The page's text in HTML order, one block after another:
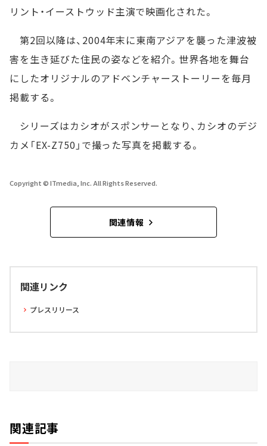
リント・イーストウッド主演で映画化された。
第2回以降は、2004年末に東南アジアを襲った津波被
害を生き延びた住民の姿などを紹介。世界各地を舞台
にしたオリジナルのアドベンチャーストーリーを毎月
掲載する。
シリーズはカシオがスポンサーとなり、カシオのデジ
カメ「EX-Z750」で撮った写真を掲載する。
Copyright © ITmedia, Inc. All Rights Reserved.
関連情報
関連リンク
プレスリリース
関連記事